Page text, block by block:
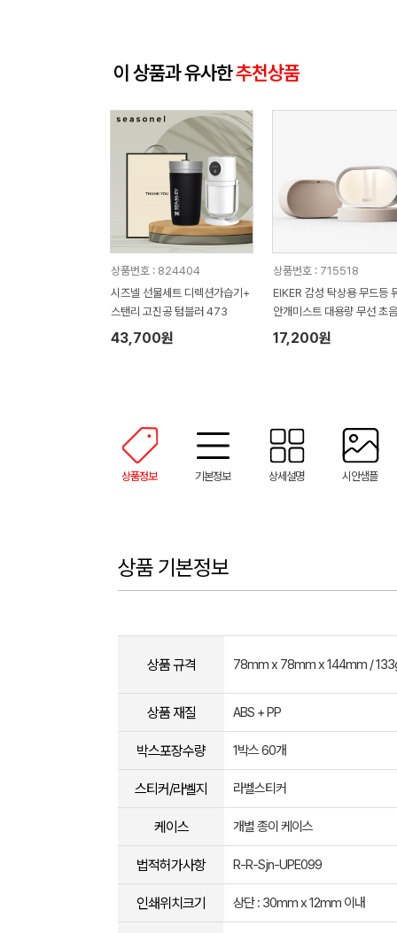
이 상품과 유사한추천상품
상품번호 : 824404
시즈넬 선물세트 디렉션가습기+
스탠리 고진공 텀블러 473
43,700원
상품번호 : 715518
EIKER 감성 탁상용 무드등
안개미스트 대용량 무선 초
가습기
17,200원
상품정보 기본정보 상세설명 시안샘플
상품 기본정보
상품 규격 78mm x 78mm x 144mm /
상품 재질 ABS + PP
박스포장수량 1박스 60개
스티커/라벨지 라벨스티커
케이스 개별 종이 케이스
법적허가사항 R-R-Sjn-UPE099
인쇄위치크기 상단 : 30mm x 12mm 이내